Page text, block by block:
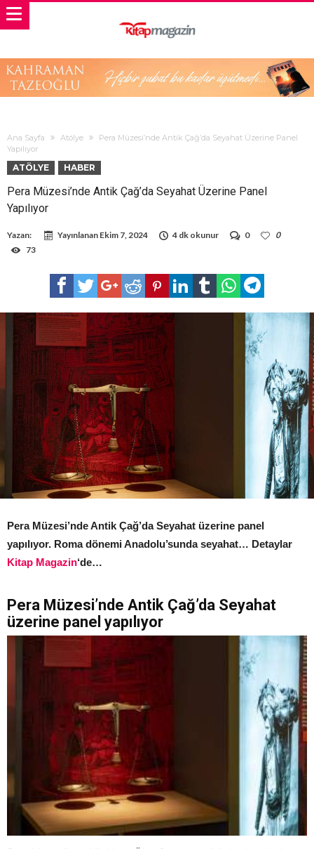
Ana Sayfa Atölye
Pera Müzesi’nde Antik Çağ’da Seyahat Üzerine Panel
Yapılıyor
ATÖLYE HABER
Pera Müzesi’nde Antik Çağ’da Seyahat Üzerine Panel
Yapılıyor
Yazan: Yayınlanan Ekim 7, 2024 4 dk okunur 0
0
73
Pera Müzesi’nde Antik Çağ’da Seyahat üzerine panel
yapılıyor. Roma dönemi Anadolu’sunda seyahat… Detaylar
Kitap Magazin‘de…
Pera Müzesi’nde Antik Çağ’da Seyahat
üzerine panel yapılıyor